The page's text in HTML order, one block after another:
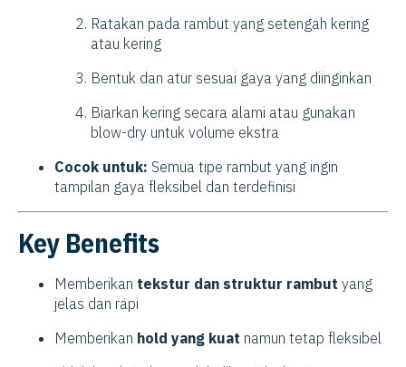
Ratakan pada rambut yang setengah kering
atau kering
Bentuk dan atur sesuai gaya yang diinginkan
Biarkan kering secara alami atau gunakan
blow-dry untuk volume ekstra
Cocok untuk: Semua tipe rambut yang ingin
tampilan gaya fleksibel dan terdefinisi
Key Benefits
Memberikan tekstur dan struktur rambut yang
jelas dan rapi
Memberikan hold yang kuat namun tetap fleksibel